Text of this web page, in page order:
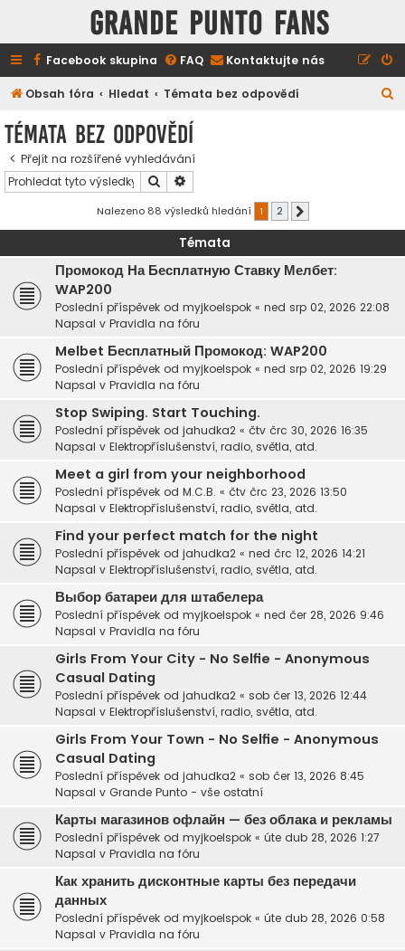
GRANDE PUNTO FANS
Facebook skupina FAQ Kontaktujte nás
Obsah fóra Hledat Témata bez odpovědí
Témata bez odpovědí
Přejít na rozšířené vyhledávání
Hledat
Nalezeno 88 výsledků hledání 1 2
Témata
Промокод На Бесплатную Ставку Мелбет:
WAP200
Poslední příspěvek od myjkoelspok « ned srp 02, 2026 22:08
Napsal v Pravidla na fóru
Melbet Бесплатный Промокод: WAP200
Poslední příspěvek od myjkoelspok « ned srp 02, 2026 19:29
Napsal v Pravidla na fóru
Stop Swiping. Start Touching.
Poslední příspěvek od jahudka2 « čtv črc 30, 2026 16:35
Napsal v Elektropříslušenství, radio, světla, atd.
Meet a girl from your neighborhood
Poslední příspěvek od M.C.B. « čtv črc 23, 2026 13:50
Napsal v Elektropříslušenství, radio, světla, atd.
Find your perfect match for the night
Poslední příspěvek od jahudka2 « ned črc 12, 2026 14:21
Napsal v Elektropříslušenství, radio, světla, atd.
Выбор батареи для штабелера
Poslední příspěvek od myjkoelspok « ned čer 28, 2026 9:46
Napsal v Pravidla na fóru
Girls From Your City - No Selfie - Anonymous
Casual Dating
Poslední příspěvek od jahudka2 « sob čer 13, 2026 12:44
Napsal v Elektropříslušenství, radio, světla, atd.
Girls From Your Town - No Selfie - Anonymous
Casual Dating
Poslední příspěvek od jahudka2 « sob čer 13, 2026 8:45
Napsal v Grande Punto - vše ostatní
Карты магазинов офлайн — без облака и рекламы
Poslední příspěvek od myjkoelspok « úte dub 28, 2026 1:27
Napsal v Pravidla na fóru
Как хранить дисконтные карты без передачи
данных
Poslední příspěvek od myjkoelspok « úte dub 28, 2026 0:58
Napsal v Pravidla na fóru